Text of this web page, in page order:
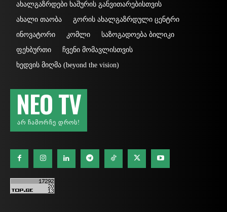
ახალგაზრდები ხაშურის განვითარებისთვის
ახალი თაობა
გორის ახალგაზრდული ცენტრი
ინოვატორი
კომლი
საზოგადოება ბილიკი
ფეხბურთი
ჩვენი მომავლისთვის
ხედვის მიღმა (beyond the vision)
NEO TV
ᲐᲠ ᲩᲐᲛᲝᲠᲩᲔ ᲓᲠᲝᲡ!